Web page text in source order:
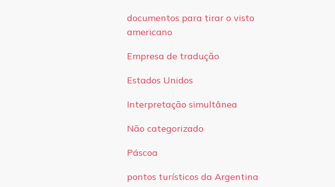
documentos para tirar o visto
americano
Empresa de tradução
Estados Unidos
Interpretação simultânea
Não categorizado
Páscoa
pontos turísticos da Argentina